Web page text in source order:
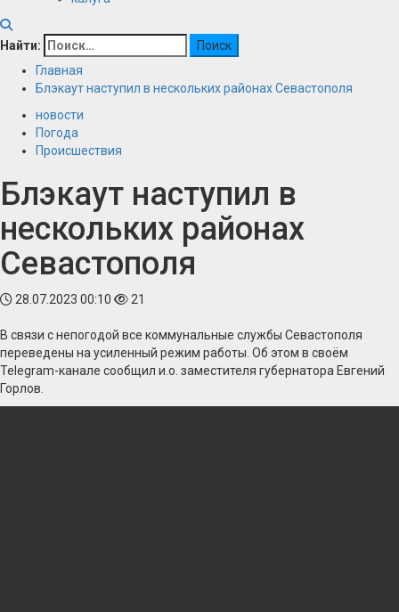
Найти:
Главная
Блэкаут наступил в нескольких районах Севастополя
новости
Погода
Происшествия
Блэкаут наступил в
нескольких районах
Севастополя
28.07.2023 00:10 21
В связи с непогодой все коммунальные службы Севастополя
переведены на усиленный режим работы. Об этом в своём
Telegram-канале сообщил и.о. заместителя губернатора Евгений
Горлов.